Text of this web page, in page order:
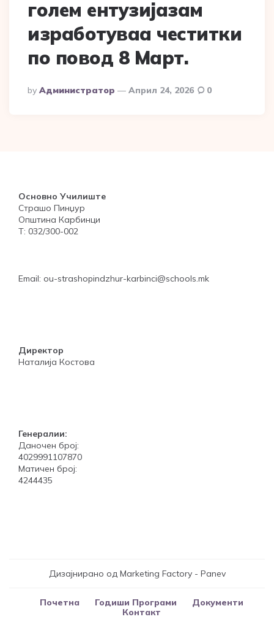
голем ентузијазам
изработуваа честитки
по повод 8 Март.
Posted
By
By Администратор Април 24, 2026 0
Основно Училиште
Страшо Пинџур
Општина Карбинци
Т: 032/300-002
Email: ou-strashopindzhur-karbinci@schools.mk
Директор
Наталија Костова
Генералии:
Даночен број:
4029991107870
Матичен број:
4244435
Дизајнирано од Marketing Factory - Panev
Почетна Годиши Програми
Документи
Контакт